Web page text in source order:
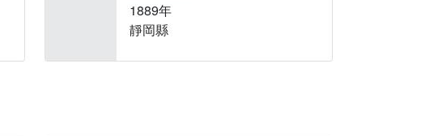
1889年
靜岡縣